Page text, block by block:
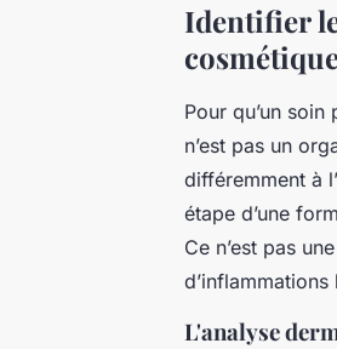
Identifier
Pour qu’un
n’est pas un
différemment à
étape d’une
Ce n’est pas
L'analyse